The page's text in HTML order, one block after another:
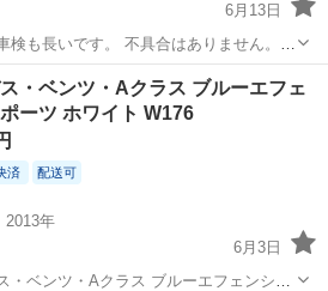
6月13日
検も長いです。 不具合はありません。
お願いします。車両
・ベンツ・Aクラス ブルーエフェ
ーツ ホワイト W176
済 配送可
2013年
6月3日